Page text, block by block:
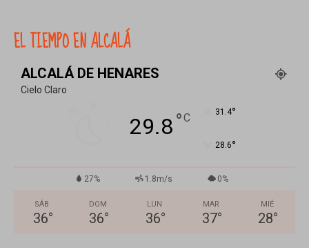
EL TIEMPO EN ALCALÁ
ALCALÁ DE HENARES
Cielo Claro
29.8°C 31.4°
28.6°
27% 1.8m/s 0%
SÁB
36°
DOM
36°
LUN
36°
MAR
37°
MIÉ
28°